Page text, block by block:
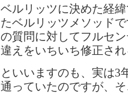
ベルリッツに決めた経
たベルリッツメソッド
の質問に対してフルセ
違えをいちいち修正さ
といいますのも、実は3
通っていたのですが、